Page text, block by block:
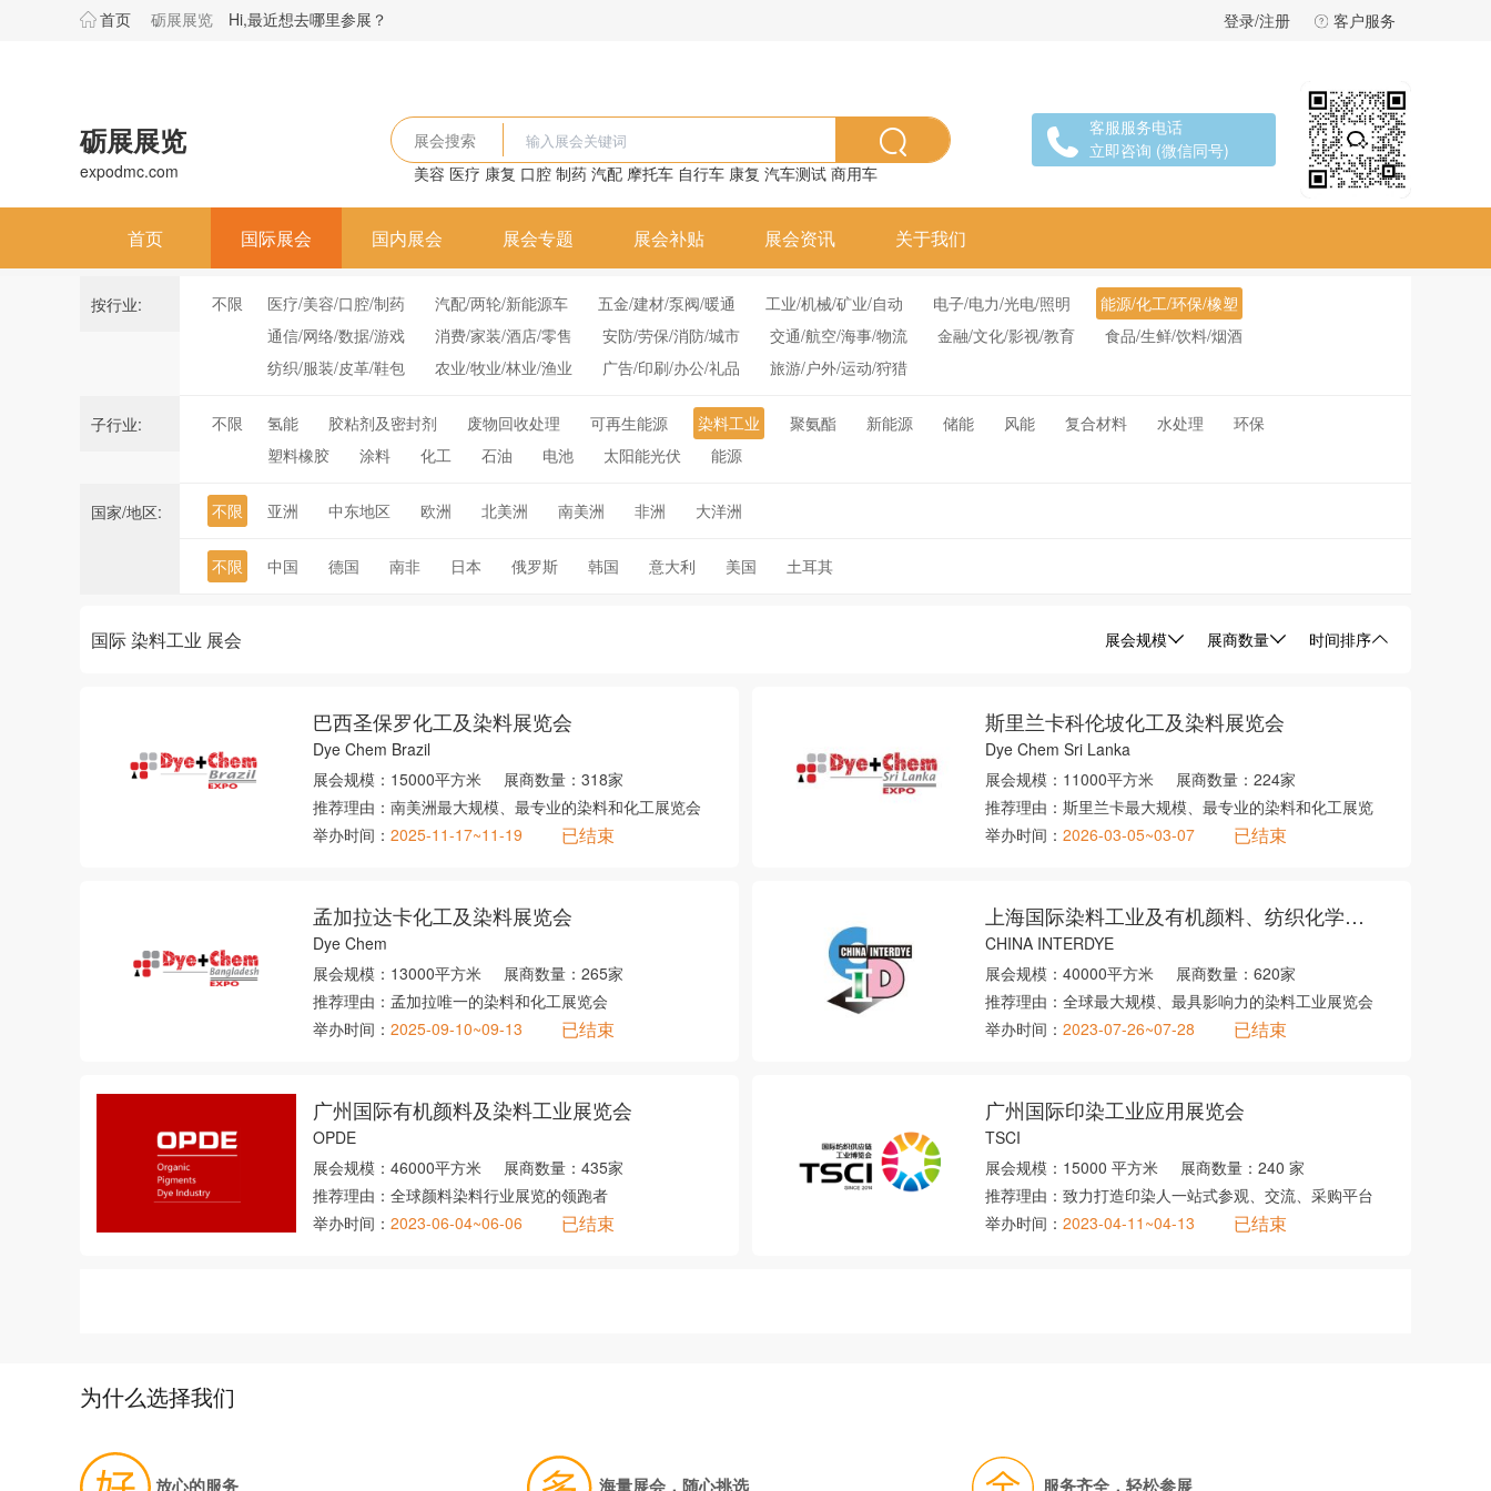
首页 砺展展览 Hi,最近想去哪里参展？ 登录/注册 客户服务
砺展展览
expodmc.com
展会搜索
美容 医疗 康复 口腔 制药 汽配 摩托车 自行车 康复 汽车测试 商用车
客服服务电话
立即咨询 (微信同号)
首页 国际展会 国内展会 展会专题 展会补贴 展会资讯 关于我们
按行业: 不限 医疗/美容/口腔/制药 汽配/两轮/新能源车 五金/建材/泵阀/暖通 工业/机械/矿业/自动 电子/电力/光电/照明
能源/化工/环保/橡塑
通信/网络/数据/游戏
消费/家装/酒店/零售 安防/劳保/消防/城市 交通/航空/海事/物流 金融/文化/影视/教育
食品/生鲜/饮料/烟酒
纺织/服装/皮革/鞋包
农业/牧业/林业/渔业 广告/印刷/办公/礼品 旅游/户外/运动/狩猎
子行业: 不限 氢能 胶粘剂及密封剂 废物回收处理 可再生能源 染料工业 聚氨酯 新能源 储能 风能 复合材料 水处理
环保
塑料橡胶
涂料 化工 石油 电池 太阳能光伏 能源
国家/地区: 不限 亚洲 中东地区 欧洲 北美洲 南美洲 非洲 大洋洲
不限 中国 德国 南非 日本 俄罗斯 韩国 意大利 美国 土耳其
国际 染料工业 展会 展会规模 展商数量 时间排序
巴西圣保罗化工及染料展览会
Dye Chem Brazil
展会规模： 15000平方米 展商数量： 318家
推荐理由： 南美洲最大规模、最专业的染料和化工展览会
举办时间： 2025-11-17~11-19 已结束
斯里兰卡科伦坡化工及染料展览会
Dye Chem Sri Lanka
展会规模： 11000平方米 展商数量： 224家
推荐理由： 斯里兰卡最大规模、最专业的染料和化工展览
举办时间： 2026-03-05~03-07 已结束
孟加拉达卡化工及染料展览会
Dye Chem
展会规模： 13000平方米 展商数量： 265家
推荐理由： 孟加拉唯一的染料和化工展览会
举办时间： 2025-09-10~09-13 已结束
上海国际染料工业及有机颜料、纺织化学品展览会
CHINA INTERDYE
展会规模： 40000平方米 展商数量： 620家
推荐理由： 全球最大规模、最具影响力的染料工业展览会
举办时间： 2023-07-26~07-28 已结束
广州国际有机颜料及染料工业展览会
OPDE
展会规模： 46000平方米 展商数量： 435家
推荐理由： 全球颜料染料行业展览的领跑者
举办时间： 2023-06-04~06-06 已结束
广州国际印染工业应用展览会
TSCI
展会规模： 15000 平方米 展商数量： 240 家
推荐理由： 致力打造印染人一站式参观、交流、采购平台
举办时间： 2023-04-11~04-13 已结束
为什么选择我们
放心的服务 海量展会，随心挑选 服务齐全，轻松参展